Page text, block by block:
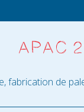
APAC
fabrication de